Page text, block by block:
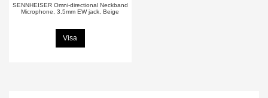
SENNHEISER Omni-directional Neckband
Microphone, 3.5mm EW jack, Beige
Visa